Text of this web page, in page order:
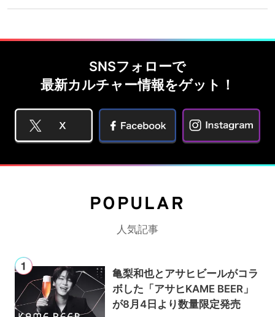
SNSフォローで
最新カルチャー情報をゲット！
POPULAR
人気記事
亀梨和也とアサヒビールがコラ
ボした「アサヒKAME BEER」
が8月4日より数量限定発売